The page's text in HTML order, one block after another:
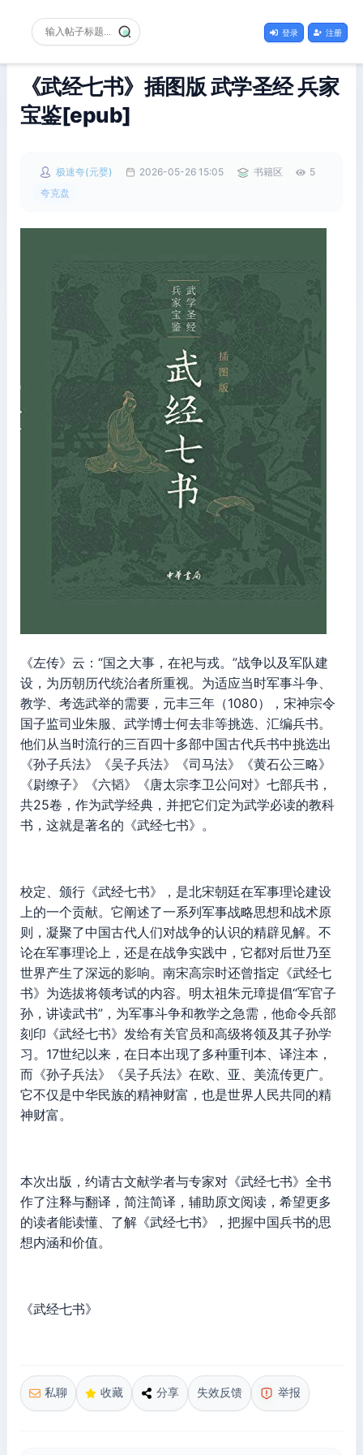
登录 注册
《武经七书》插图版 武学圣经 兵家
宝鉴[epub]
极速夸(元婴) 2026-05-26 15:05 书籍区
5
夸克盘
《左传》云：“国之大事，在祀与戎。”战争以及军队建
设，为历朝历代统治者所重视。为适应当时军事斗争、
教学、考选武举的需要，元丰三年（1080），宋神宗令
国子监司业朱服、武学博士何去非等挑选、汇编兵书。
他们从当时流行的三百四十多部中国古代兵书中挑选出
《孙子兵法》《吴子兵法》《司马法》《黄石公三略》
《尉缭子》《六韬》《唐太宗李卫公问对》七部兵书，
共25卷，作为武学经典，并把它们定为武学必读的教科
书，这就是著名的《武经七书》。
校定、颁行《武经七书》，是北宋朝廷在军事理论建设
上的一个贡献。它阐述了一系列军事战略思想和战术原
则，凝聚了中国古代人们对战争的认识的精辟见解。不
论在军事理论上，还是在战争实践中，它都对后世乃至
世界产生了深远的影响。南宋高宗时还曾指定《武经七
书》为选拔将领考试的内容。明太祖朱元璋提倡“军官子
孙，讲读武书”，为军事斗争和教学之急需，他命令兵部
刻印《武经七书》发给有关官员和高级将领及其子孙学
习。17世纪以来，在日本出现了多种重刊本、译注本，
而《孙子兵法》《吴子兵法》在欧、亚、美流传更广。
它不仅是中华民族的精神财富，也是世界人民共同的精
神财富。
本次出版，约请古文献学者与专家对《武经七书》全书
作了注释与翻译，简注简译，辅助原文阅读，希望更多
的读者能读懂、了解《武经七书》，把握中国兵书的思
想内涵和价值。
《武经七书》
私聊 收藏 分享 失效反馈 举报